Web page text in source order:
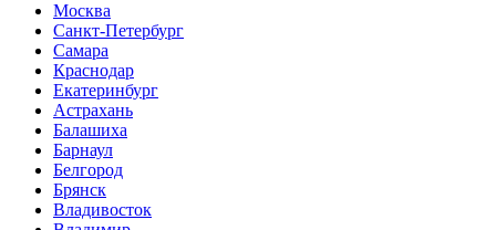
Москва
Санкт-Петербург
Самара
Краснодар
Екатеринбург
Астрахань
Балашиха
Барнаул
Белгород
Брянск
Владивосток